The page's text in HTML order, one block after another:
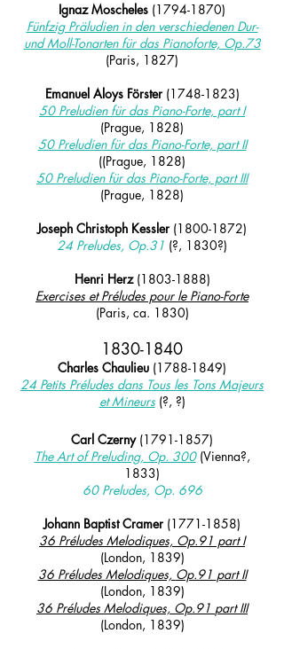
Ignaz Moscheles (1794-1870)
Fünfzig Präludien in den verschiedenen Dur-
und Moll-Tonarten für das Pianoforte, Op.73
(Paris, 1827)
Emanuel Aloys Förster (1748-1823)
50 Preludien für das Piano-Forte, part I
(Prague, 1828)
50 Preludien für das Piano-Forte, part II
((Prague, 1828)
50 Preludien für das Piano-Forte, part III
(Prague, 1828)
Joseph Christoph Kessler (1800-1872)
24 Preludes, Op.31 (?, 1830?)
Henri Herz (1803-1888)
Exercises et Préludes pour le Piano-Forte
(Paris, ca. 1830)
1830-1840
Charles Chaulieu (1788-1849)
24 Petits Préludes dans Tous les Tons Majeurs
et Mineurs(?, ?)
Carl Czerny (1791-1857)
The Art of Preluding, Op. 300 (Vienna?,
1833)
60 Preludes, Op. 696
Johann Baptist Cramer (1771-1858)
36 Préludes Melodiques, Op.91 part I
(London, 1839)
36 Préludes Melodiques, Op.91 part II
(London, 1839)
36 Préludes Melodiques, Op.91 part III
(London, 1839)